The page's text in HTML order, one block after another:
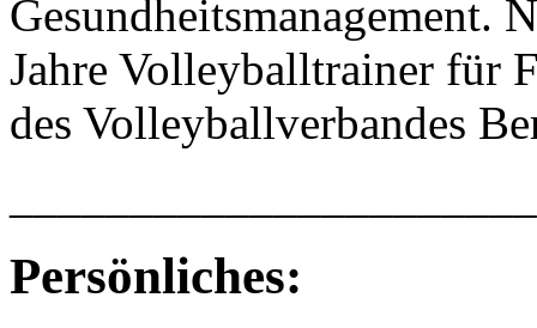
Gesundheitsmanagement.
Jahre Volleyballtrainer für
des Volleyballverbandes
Persönliches: